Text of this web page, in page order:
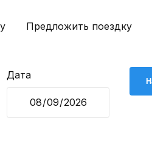
Предложить поездку
Дата